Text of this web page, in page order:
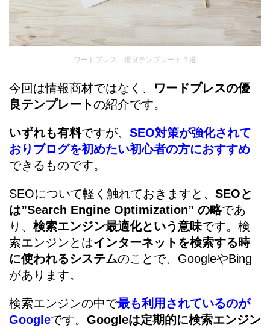
ワードプレス 優良テンプレート３選
今回は情報商材ではなく、 ワードプレスの優
良テンプレートの紹介です。
いずれも有料ですが、 SEO対策が強化されて
おりブログを初めたい初心者の方におすすめ
できるものです。
SEOについて軽く触れておきますと、 SEOと
は”Search Engine Optimization” の略であ
り、 検索エンジン最適化という意味です。検
索エンジンとはインターネットを検索する時
に使われるシステムのことで、GoogleやBing
があります。
検索エンジンの中で最も利用されているのが
Googleです。 Googleは定期的に検索エンジン